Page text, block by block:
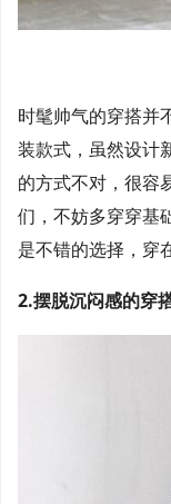
时髦帅气的穿搭并
装款式，虽然设计
的方式不对，很容
们，不妨多穿穿基
是不错的选择，穿
2.摆脱沉闷感的穿